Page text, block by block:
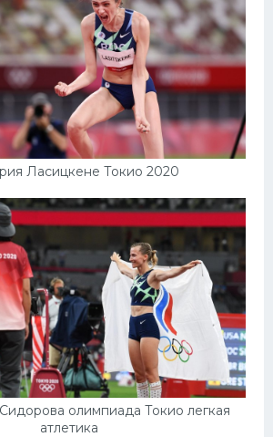
Ласицкене Токио 2020
олимпиада Токио легкая
атлетика